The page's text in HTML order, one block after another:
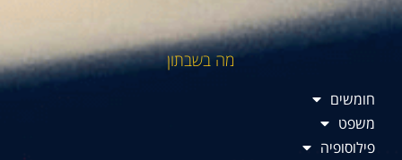
מה בשבתון
חומשים
משפט
פילוסופיה